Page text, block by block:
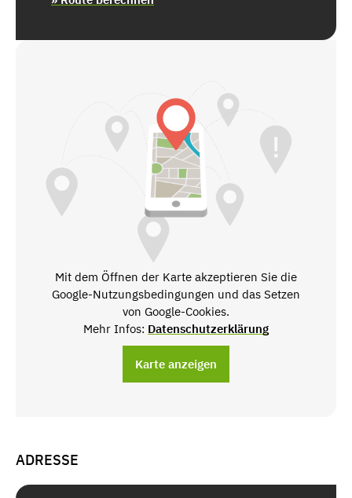
Mit dem Öffnen der Karte akzeptieren Sie die
Google-Nutzungsbedingungen und das Setzen
von Google-Cookies.
Mehr Infos: Datenschutzerklärung
Karte anzeigen
ADRESSE